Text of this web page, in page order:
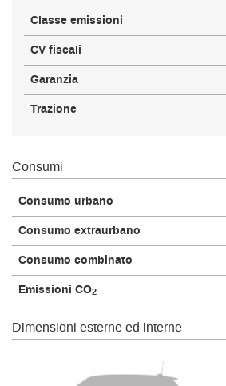
Classe emissioni
CV fiscali
Garanzia
Trazione
Consumi
Consumo urbano
Consumo extraurbano
Consumo combinato
Emissioni CO2
Dimensioni esterne ed interne